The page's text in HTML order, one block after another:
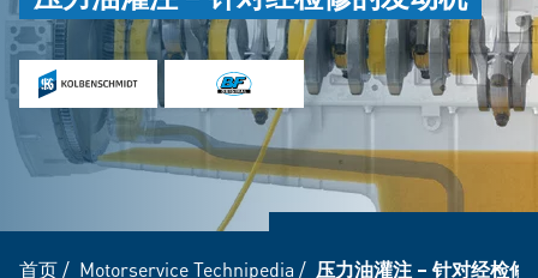
首页/ Motorservice Technipedia / 压力油灌注 – 针对经检修